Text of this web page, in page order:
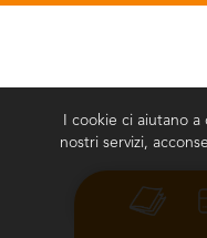
I cookie ci aiutano
nostri servizi,